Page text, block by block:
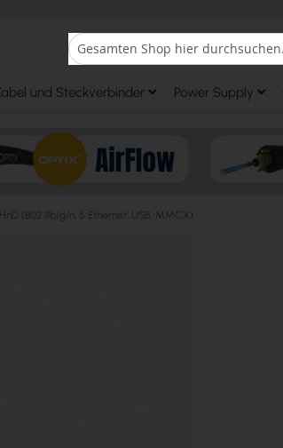
Search
und Steckverbinder Power Supply
(802.11b/g/n, 5 Ethernet, USB, MMCX)